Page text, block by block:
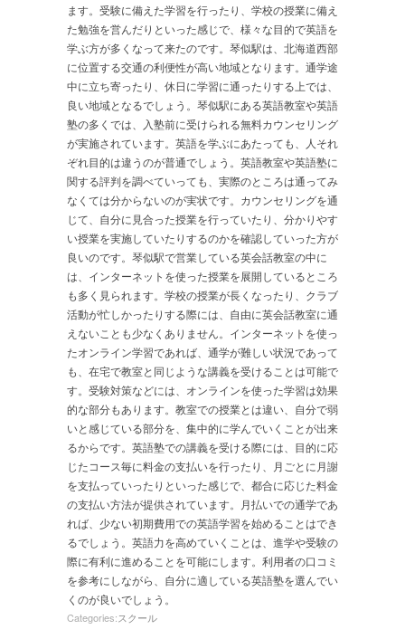
ます。受験に備えた学習を行ったり、学校の授業に備え
た勉強を営んだりといった感じで、様々な目的で英語を
学ぶ方が多くなって来たのです。琴似駅は、北海道西部
に位置する交通の利便性が高い地域となります。通学途
中に立ち寄ったり、休日に学習に通ったりする上では、
良い地域となるでしょう。琴似駅にある英語教室や英語
塾の多くでは、入塾前に受けられる無料カウンセリング
が実施されています。英語を学ぶにあたっても、人それ
ぞれ目的は違うのが普通でしょう。英語教室や英語塾に
関する評判を調べていっても、実際のところは通ってみ
なくては分からないのが実状です。カウンセリングを通
じて、自分に見合った授業を行っていたり、分かりやす
い授業を実施していたりするのかを確認していった方が
良いのです。琴似駅で営業している英会話教室の中に
は、インターネットを使った授業を展開しているところ
も多く見られます。学校の授業が長くなったり、クラブ
活動が忙しかったりする際には、自由に英会話教室に通
えないことも少なくありません。インターネットを使っ
たオンライン学習であれば、通学が難しい状況であって
も、在宅で教室と同じような講義を受けることは可能で
す。受験対策などには、オンラインを使った学習は効果
的な部分もあります。教室での授業とは違い、自分で弱
いと感じている部分を、集中的に学んでいくことが出来
るからです。英語塾での講義を受ける際には、目的に応
じたコース毎に料金の支払いを行ったり、月ごとに月謝
を支払っていったりといった感じで、都合に応じた料金
の支払い方法が提供されています。月払いでの通学であ
れば、少ない初期費用での英語学習を始めることはでき
るでしょう。英語力を高めていくことは、進学や受験の
際に有利に進めることを可能にします。利用者の口コミ
を参考にしながら、自分に適している英語塾を選んでい
くのが良いでしょう。
Categories:スクール